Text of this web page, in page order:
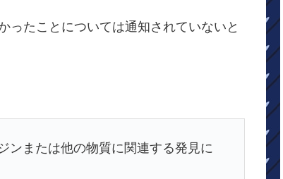
ったことについては通知されていないと
ンまたは他の物質に関連する発見に